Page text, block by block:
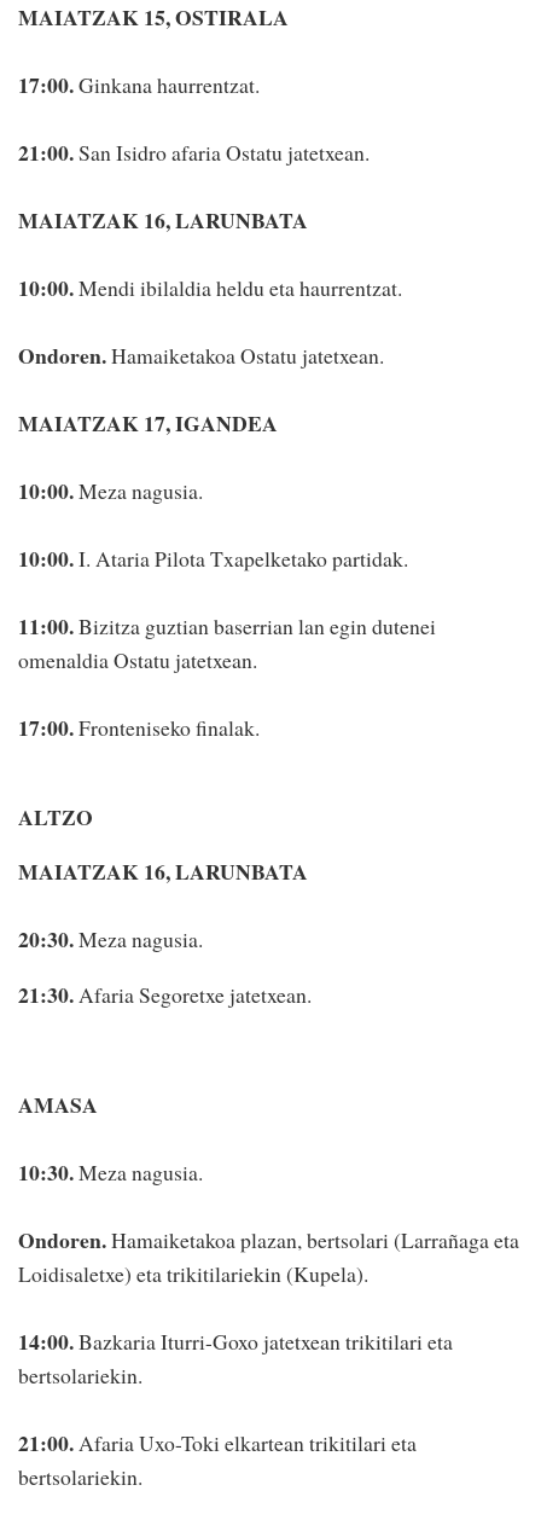
MAIATZAK 15, OSTIRALA
17:00.Ginkana haurrentzat.
21:00.San Isidro afaria Ostatu jatetxean.
MAIATZAK 16, LARUNBATA
10:00.Mendi ibilaldia heldu eta haurrentzat.
Ondoren.Hamaiketakoa Ostatu jatetxean.
MAIATZAK 17, IGANDEA
10:00.Meza nagusia.
10:00.I. Ataria Pilota Txapelketako partidak.
11:00.Bizitza guztian baserrian lan egin dutenei
omenaldia Ostatu jatetxean.
17:00.Fronteniseko finalak.
ALTZO
MAIATZAK 16, LARUNBATA
20:30.Meza nagusia.
21:30.Afaria Segoretxe jatetxean.
AMASA
10:30.Meza nagusia.
Ondoren.Hamaiketakoa plazan, bertsolari (Larrañaga eta
Loidisaletxe) eta trikitilariekin (Kupela).
14:00.Bazkaria Iturri-Goxo jatetxean trikitilari eta
bertsolariekin.
21:00.Afaria Uxo-Toki elkartean trikitilari eta
bertsolariekin.